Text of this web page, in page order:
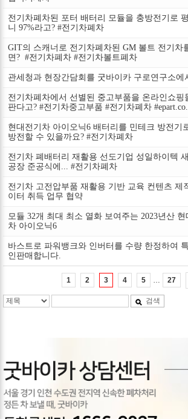
전기차폐차된 포터 배터리 모듈을 충방전기로
니 97%라고? #전기차폐차
GIT의 스캐너로 전기차폐차된 GM 볼트 전기차
면? ​ #전기차폐차 #전기차볼트폐차
관세청과 현장간담회를 굿바이카 구로연구소에
전기차폐차에서 선별된 중고부품을 온라인쇼핑
판다고? #전기차중고부품 #전기차폐차
현대전기차 아이오닉6 배터리를 민테크 방전기
방전할 수 있을까요? #전기차폐차
전기차 폐배터리 재활용 선도기업 성일하이텍
공장 준공식에... #전기차폐차
전기차 고전압부품 재활용 기반 교육 컨텐츠 제
이터 취득 업무 협약
모듈 32개 최대 최소 열화 보여주는 2023년산 현
차 아이오닉6
바스트로 파워뱅크와 인버터를 수량 한정하여
인판매합니다.
1 2 3 4 5 27
검색